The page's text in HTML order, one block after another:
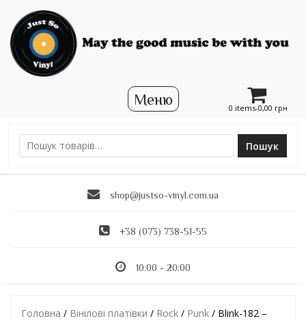
0 items-0,00 грн
Ш
Пошук
shop@justso-vinyl.com.ua
+38 (073) 738-51-55
10:00 - 20:00
Головна / Вінілові платівки / Rock / Punk / Blink-182 –